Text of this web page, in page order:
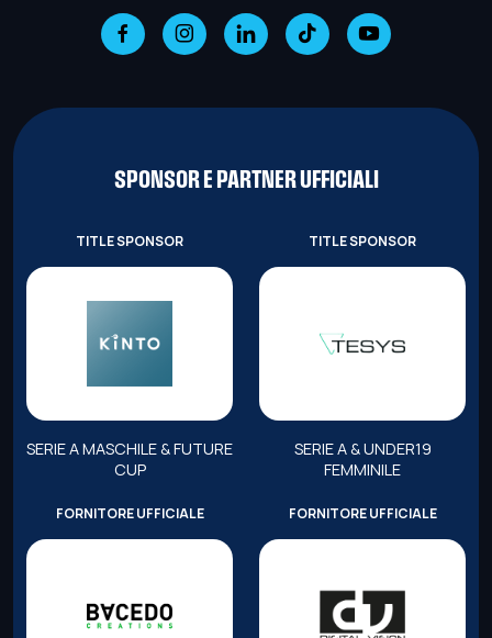
SPONSOR E PARTNER UFFICIALI
TITLE SPONSOR
SERIE A MASCHILE & FUTURE
CUP
TITLE SPONSOR
SERIE A & UNDER19
FEMMINILE
FORNITORE UFFICIALE FORNITORE UFFICIALE